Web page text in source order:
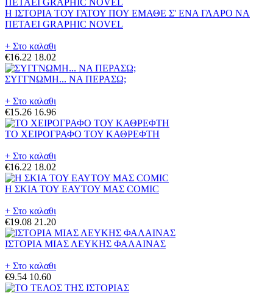
Η ΙΣΤΟΡΙΑ ΤΟΥ ΓΑΤΟΥ ΠΟΥ ΕΜΑΘΕ Σ' ΕΝΑ ΓΛΑΡΟ ΝΑ
ΠΕΤΑΕΙ GRAPHIC NOVEL
+ Στο καλαθι
€16.22 18.02
ΣΥΓΓΝΩΜΗ... ΝΑ ΠΕΡΑΣΩ;
+ Στο καλαθι
€15.26 16.96
ΤΟ ΧΕΙΡΟΓΡΑΦΟ ΤΟΥ ΚΑΘΡΕΦΤΗ
+ Στο καλαθι
€16.22 18.02
Η ΣΚΙΑ ΤΟΥ ΕΑΥΤΟΥ ΜΑΣ COMIC
+ Στο καλαθι
€19.08 21.20
ΙΣΤΟΡΙΑ ΜΙΑΣ ΛΕΥΚΗΣ ΦΑΛΑΙΝΑΣ
+ Στο καλαθι
€9.54 10.60